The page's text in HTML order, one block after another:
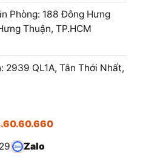
Phòng: 188 Đông Hưng
Thuận, TP.HCM
2939 QL1A, Tân Thới Nhất,
Zalo